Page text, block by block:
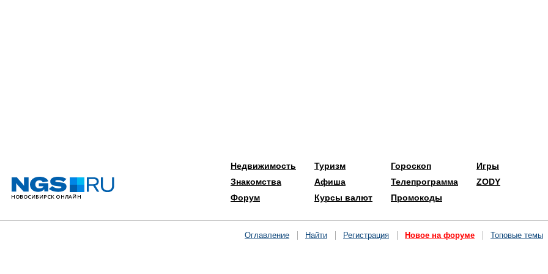
Недвижимость
Знакомства
Форум
Туризм
Афиша
Курсы валют
Гороскоп
Телепрограмма
Промокоды
Игры
ZODY
Оглавление Найти Регистрация Новое на форуме Топовые темы